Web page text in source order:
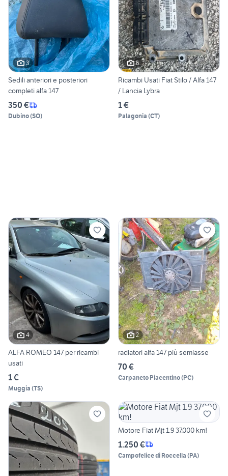
3
Sedili anteriori e posteriori
completi alfa 147
350 €
Dubino(SO)
6
Ricambi Usati Fiat Stilo / Alfa 147
/ Lancia Lybra
1 €
Palagonia (CT)
4
ALFA ROMEO 147 per ricambi
usati
1 €
Muggia (TS)
2
radiatori alfa 147 più semiasse
70 €
Carpaneto Piacentino(PC)
Motore Fiat Mjt 1.9 37.000 km!
1.250 €
Campofelice di Roccella (PA)